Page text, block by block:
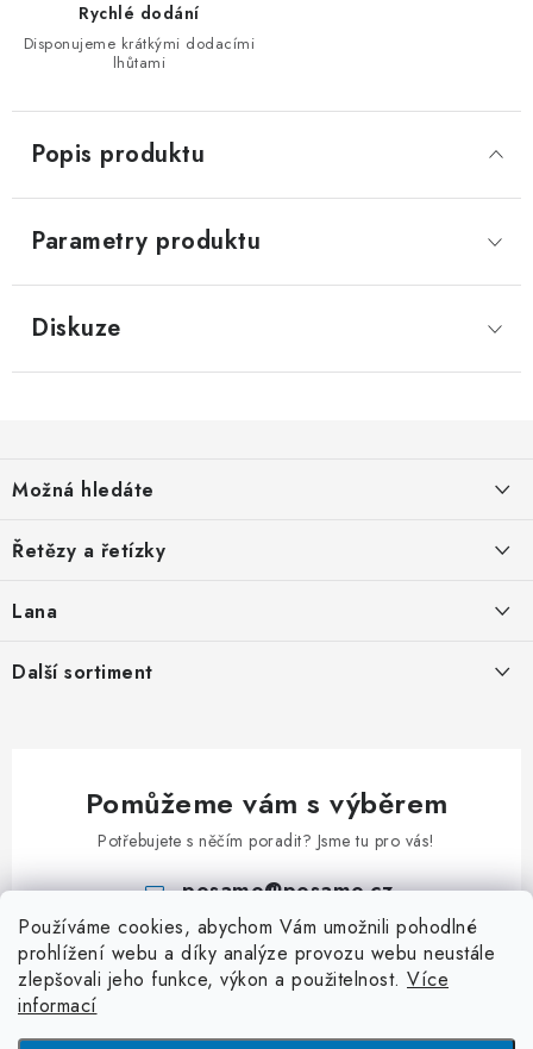
Používáme cookies, abychom Vám umožnili pohodlné
prohlížení webu a díky analýze provozu webu neustále
zlepšovali jeho funkce, výkon a použitelnost. Více
informací
Rychlé dodání
Disponujeme krátkými dodacími
lhůtami
Popis produktu
Parametry produktu
Diskuze
p
a
Možná hledáte
O nás
Obchodní podmínky
Řetězy a řetízky
Ozdobné řetězy
Kroucené řetězy
Jednoduché řetězy
Dvojité řetězy
Lana
Ocelová pozinkovaná lana
Příslušenství k lanům
Další sortiment
Klíčové kroužky
S - Háčky
Třmeny a závěsná oka
Závlačky
Pomůžeme vám s výběrem
Potřebujete s něčím poradit? Jsme tu pro vás!
posamo@posamo.cz
+420 466 681 228